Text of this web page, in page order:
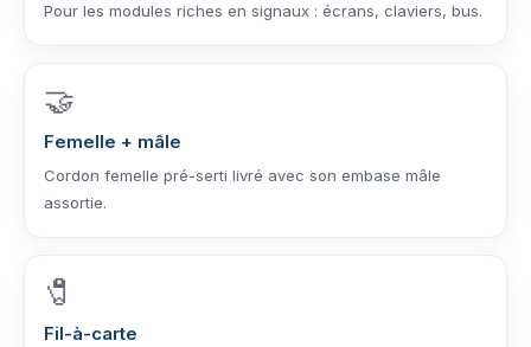
Pour les modules riches en signaux : écrans, claviers, bus.
🤝
Femelle + mâle
Cordon femelle pré-serti livré avec son embase mâle
assortie.
🧷
Fil-à-carte